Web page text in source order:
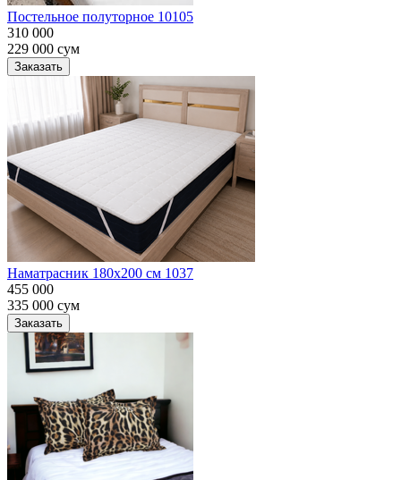
Постельное полуторное 10105
310 000
229 000 сум
Заказать
Наматрасник 180х200 см 1037
455 000
335 000 сум
Заказать